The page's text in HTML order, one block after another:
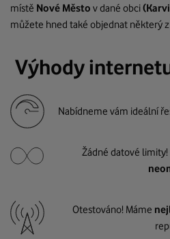
místě Nové Město v dané obci
můžete hned také objednat některý
Výhody
Nabídneme vám ideální
Žádné datové
Otestováno! Máme